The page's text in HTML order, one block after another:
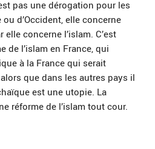
pas une dérogation pour les
d’Occident, elle concerne
concerne l’islam. C’est
de l’islam en France, qui
à la France qui serait
que dans les autres pays il
est une utopie. La
réforme de l’islam tout cour.